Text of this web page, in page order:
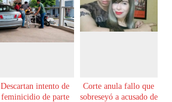
Descartan intento de
feminicidio de parte
Corte anula fallo que
sobreseyó a acusado de